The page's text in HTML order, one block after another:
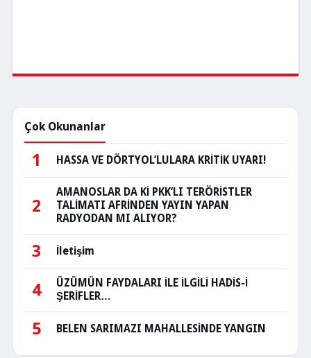
Çok Okunanlar
1 HASSA VE DÖRTYOL’LULARA KRİTİK UYARI!
2
AMANOSLAR DA Kİ PKK’LI TERÖRİSTLER
TALİMATI AFRİNDEN YAYIN YAPAN
RADYODAN MI ALIYOR?
3 İletişim
4
ÜZÜMÜN FAYDALARI İLE İLGİLİ HADİS-İ
ŞERİFLER…
5 BELEN SARIMAZI MAHALLESİNDE YANGIN